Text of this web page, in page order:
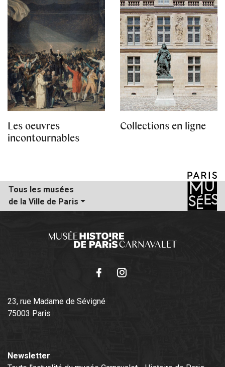
Les oeuvres
incontournables
Collections en ligne
Tous les musées
de la Ville de Paris
23, rue Madame de Sévigné
75003 Paris
Newsletter